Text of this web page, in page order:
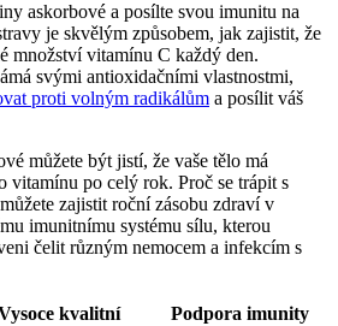
askorbové a posílte svou imunitu na
je skvělým způsobem, jak zajistit, že
množství vitamínu C každý den.
svými antioxidačními vlastnostmi,
proti volným radikálům a posílit váš
můžete být jistí, že vaše tělo má
vitamínu po celý rok. Proč se trápit s
zajistit roční zásobu zdraví v
imunitnímu systému sílu, kterou
čelit různým nemocem a infekcím s
kvalitní
Podpora imunity